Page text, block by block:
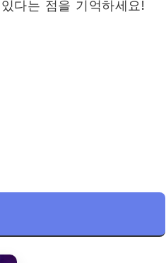
다는 점을 기억하세요!